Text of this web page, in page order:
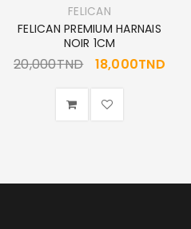
FELICAN
FELICAN PREMIUM HARNAIS
NOIR 1CM
20,000TND 18,000TND